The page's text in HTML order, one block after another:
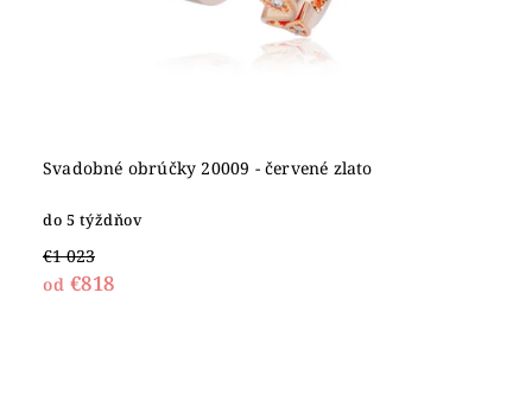
Svadobné obrúčky 20009 - červené zlato
do 5 týždňov
€1 023
od €818